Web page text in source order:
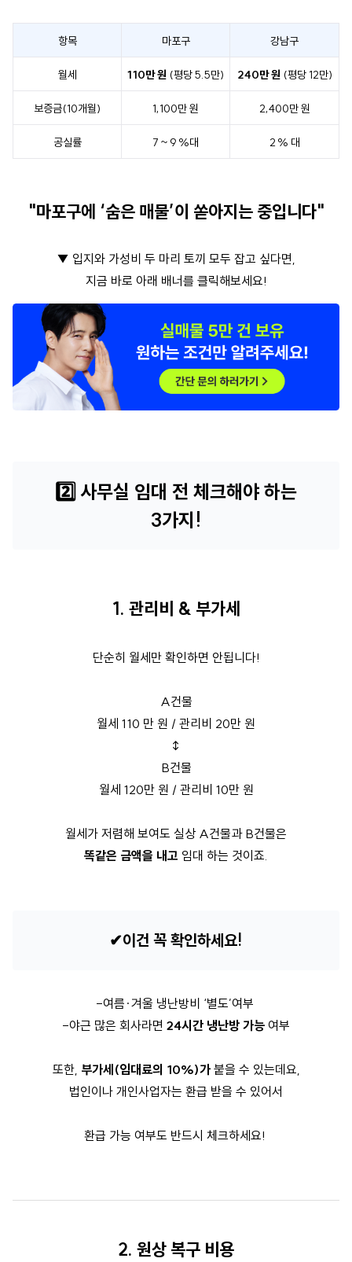
항목 마포구 강남구
월세 110만 원 (평당 5.5만) 240만 원 (평당 12만)
보증금(10개월) 1,100만 원 2,400만 원
공실률 7 ~ 9 %대 2 % 대
"마포구에 ‘숨은 매물’이 쏟아지는 중입니다"
▼ 입지와 가성비 두 마리 토끼 모두 잡고 싶다면,
지금 바로 아래 배너를 클릭해보세요!
2️⃣사무실 임대 전 체크해야 하는
3가지!
1. 관리비 & 부가세
단순히 월세만 확인하면 안됩니다!
A건물
월세 110 만 원 / 관리비 20만 원
↕
B건물
월세 120만 원 / 관리비 10만 원
월세가 저렴해 보여도 실상 A건물과 B건물은
똑같은 금액을 내고 임대 하는 것이죠.
✔이건 꼭 확인하세요!
-여름·겨울 냉난방비 ‘별도’여부
-야근 많은 회사라면 24시간 냉난방 가능 여부
또한, 부가세(임대료의 10%)가붙을 수 있는데요,
법인이나 개인사업자는 환급 받을 수 있어서
환급 가능 여부도 반드시 체크하세요!
2. 원상 복구 비용